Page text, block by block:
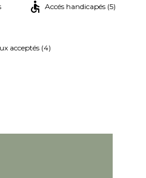
Accés handicapés (5)
acceptés (4)